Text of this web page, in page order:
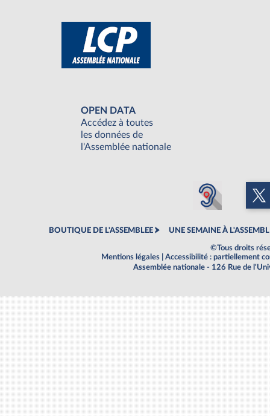
OPEN DATA
Accédez à toutes
les données de
l'Assemblée nationale
BOUTIQUE DE L'ASSEMBLEE UNE SEMAINE À
©Tous droits
Mentions légales
Accessibilité : partiellement
Assemblée nationale - 126 Rue de